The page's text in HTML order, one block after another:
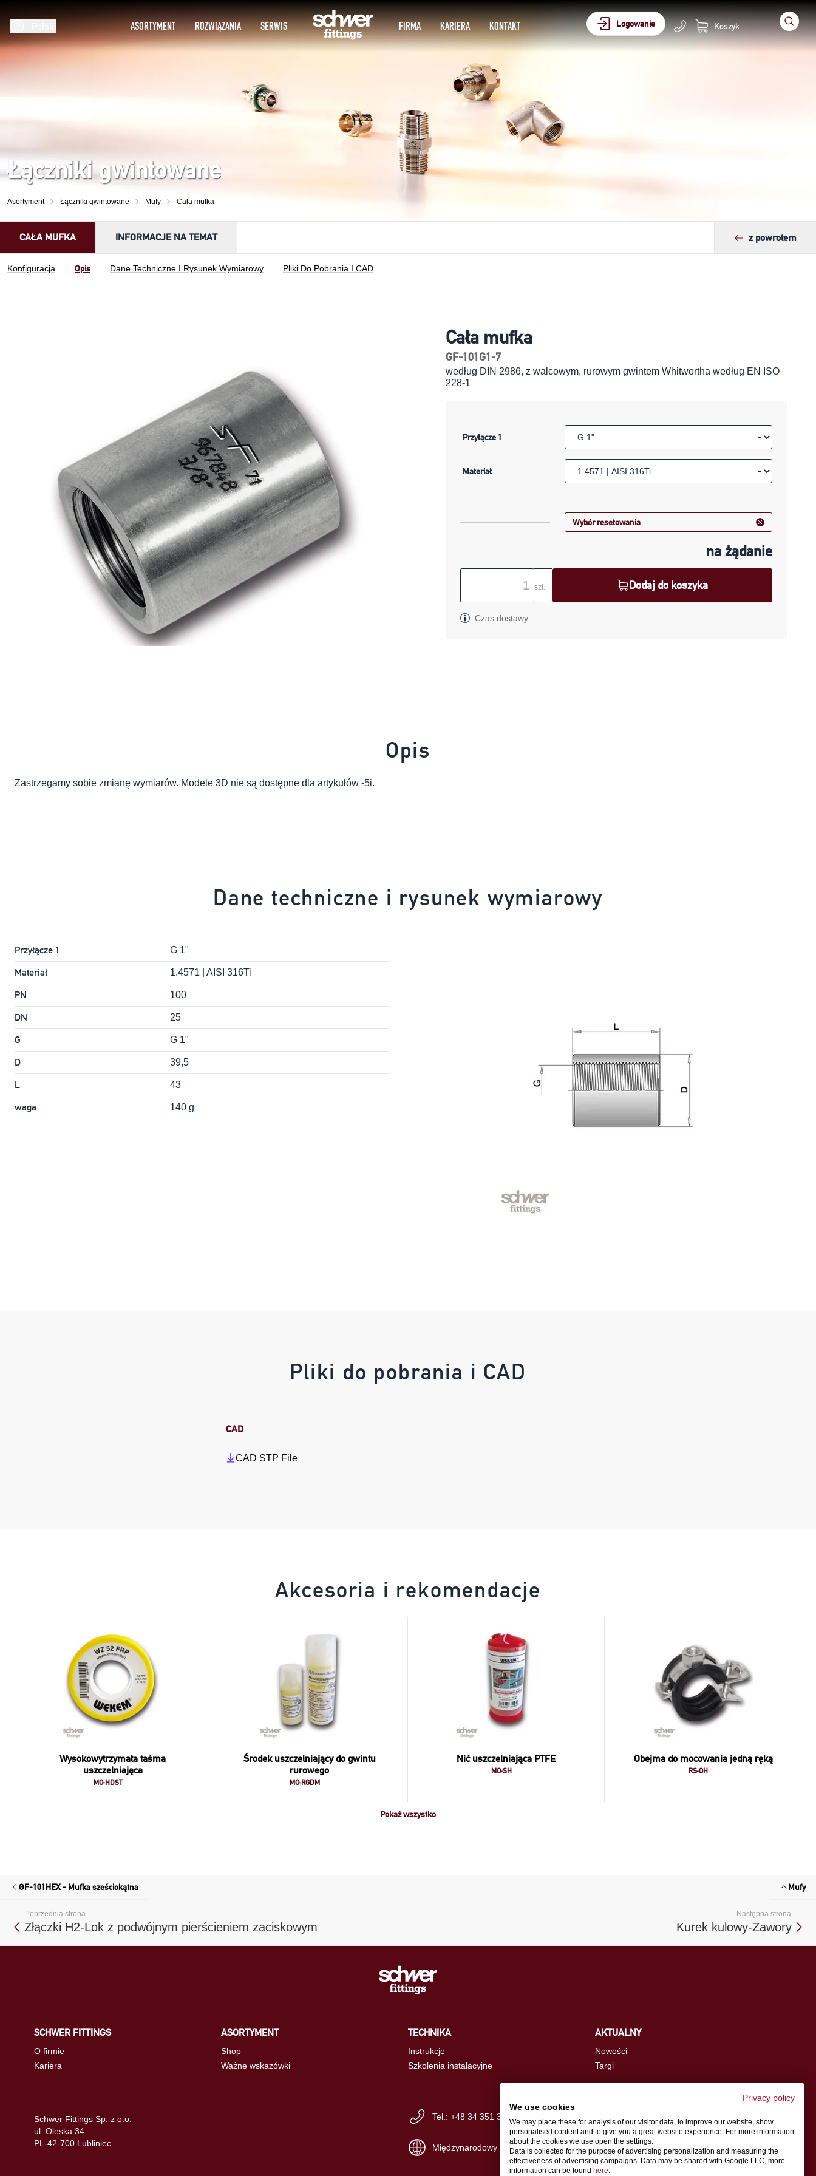
ASORTYMENT ROZWIĄZANIA SERWIS FIRMA KARIERA KONTAKT Logowanie Koszyk
Łączniki gwintowane
Asortyment Łączniki gwintowane Mufy Cała mufka
CAŁA MUFKA INFORMACJE NA TEMAT z powrotem
Konfiguracja Opis Dane Techniczne I Rysunek Wymiarowy Pliki Do Pobrania I CAD
Cała mufka
GF-101G1-7
według DIN 2986, z walcowym, rurowym gwintem Whitwortha według EN ISO
228-1
Przyłącze 1
Materiał
Wybór resetowania
na żądanie
szt. Dodaj do koszyka
Czas dostawy
Opis
Zastrzegamy sobie zmianę wymiarów. Modele 3D nie są dostępne dla artykułów -5i.
Dane techniczne i rysunek wymiarowy
Przyłącze 1 G 1"
Materiał 1.4571 | AISI 316Ti
PN 100
DN 25
G G 1"
D 39,5
L 43
waga 140 g
Pliki do pobrania i CAD
CAD
CAD STP File
Akcesoria i rekomendacje
Wysokowytrzymała taśma
uszczelniająca
MO-HDST
Środek uszczelniający do gwintu
rurowego
MO-RGDM
Nić uszczelniająca PTFE
MO-SH
Obejma do mocowania jedną ręką
RS-OH
Pokaż wszystko
GF-101HEX - Mufka sześciokątna Mufy
Poprzednia strona
Złączki H2-Lok z podwójnym pierścieniem zaciskowym
Następna strona
Kurek kulowy-Zawory
SCHWER FITTINGS
O firmie
Kariera
ASORTYMENT
Shop
Ważne wskazówki
TECHNIKA
Instrukcje
Szkolenia instalacyjne
AKTUALNY
Nowości
Targi
Schwer Fittings Sp. z o.o.
ul. Oleska 34
PL-42-700 Lubliniec
Tel.: +48 34 351 33 30
Międzynarodowy Osoba do kontaktu
Privacy policy
We use cookies
We may place these for analysis of our visitor data, to improve our website, show
personalised content and to give you a great website experience. For more information
about the cookies we use open the settings.
Data is collected for the purpose of advertising personalization and measuring the
effectiveness of advertising campaigns. Data may be shared with Google LLC, more
information can be found here.